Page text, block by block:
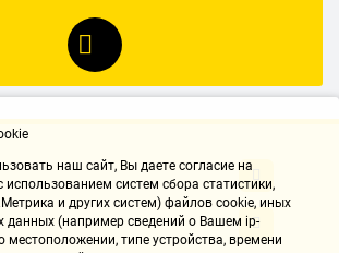
наш cайт, Вы даете согласие на
использованием систем сбора статистики,
и других систем) файлов cookie, иных
данных (например сведений о Вашем ip-
местоположении, типе устройства, времени